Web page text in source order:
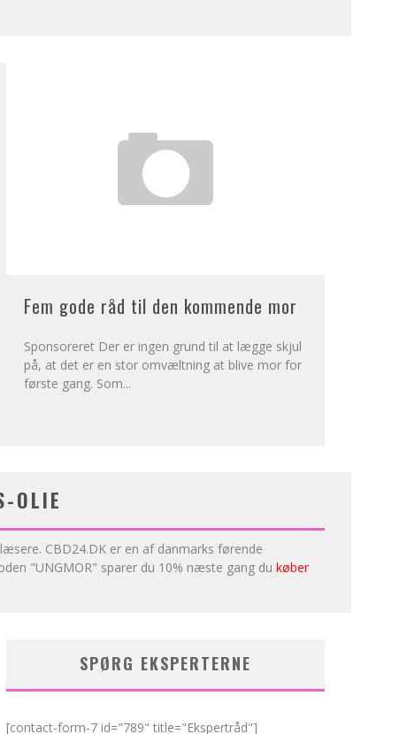
Fem gode råd til den kommende mor
Sponsoreret Der er ingen grund til at lægge skjul
på, at det er en stor omvæltning at blive mor for
første gang. Som...
OLIE
CBD24.DK er en af danmarks førende
"UNGMOR" sparer du 10% næste gang du køber
SPØRG EKSPERTERNE
[contact-form-7 id="789" title="Ekspertråd"]